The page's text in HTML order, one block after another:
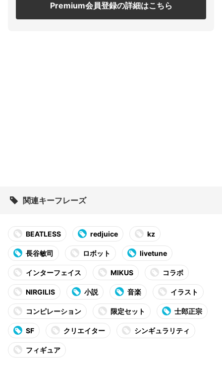
Premium会員登録の詳細はこちら
関連キーフレーズ
BEATLESS redjuice kz
長谷敏司 ロボット livetune
インターフェイス MIKUS コラボ
NIRGILIS 小説 音楽 イラスト
コンピレーション 限定セット 士郎正宗
SF クリエイター シンギュラリティ
フィギュア